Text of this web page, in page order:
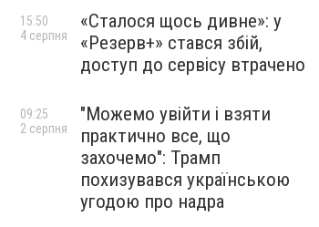
«Сталося щось дивне»: у
«Резерв+» стався збій,
доступ до сервісу втрачено
15:50
4 серпня
"Можемо увійти і взяти
практично все, що
захочемо": Трамп
похизувався українською
угодою про надра
09:25
2 серпня